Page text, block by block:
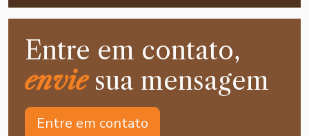
Entre em contato,
enviesua mensagem
Entre em contato